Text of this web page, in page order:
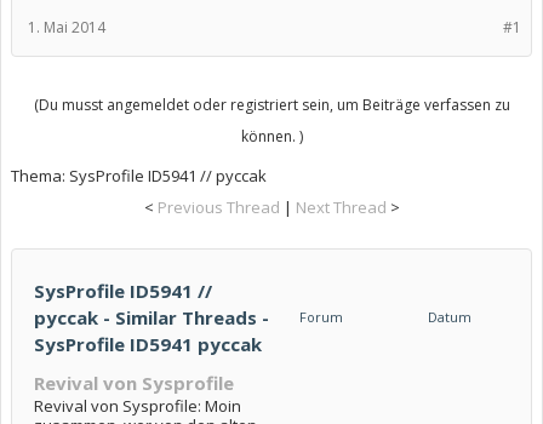
#1
1. Mai 2014
(Du musst angemeldet oder registriert sein, um Beiträge verfassen zu
können. )
Thema: SysProfile ID5941 // pyccak
< Previous Thread | Next Thread >
SysProfile ID5941 //
pyccak - Similar Threads -
SysProfile ID5941 pyccak
Forum Datum
Revival von Sysprofile
Revival von Sysprofile: Moin